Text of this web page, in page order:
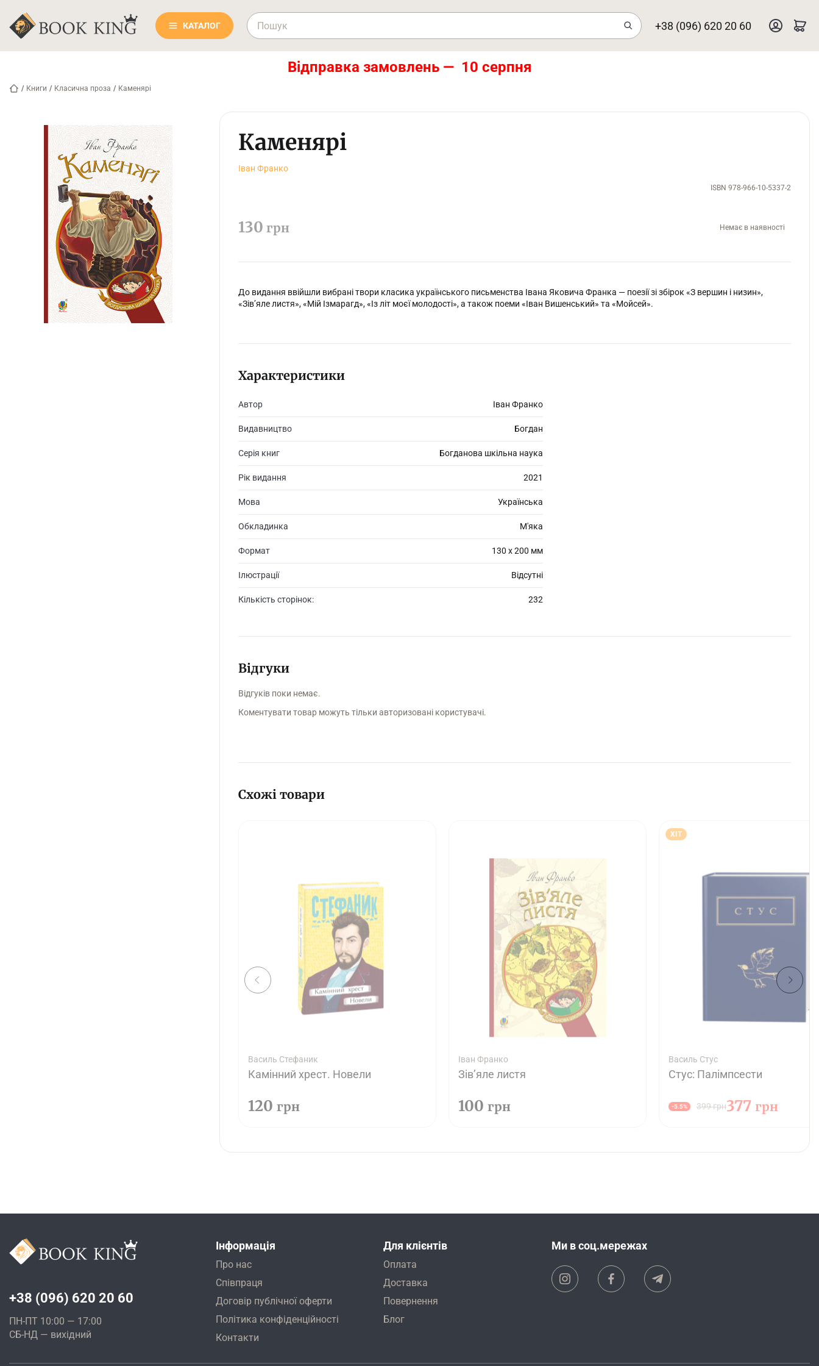
КАТАЛОГ +38 (096) 620 20 60
Відправка замовлень — 10 серпня
/ Книги / Класична проза / Каменярі
Каменярі
Іван Франко
ISBN 978-966-10-5337-2
130 грн Немає в наявності
До видання ввійшли вибрані твори класика українського письменства Івана Яковича Франка — поезії зі збірок «З вершин і низин»,
«Зів’яле листя», «Мій Ізмарагд», «Із літ моєї молодості», а також поеми «Іван Вишенський» та «Мойсей».
Характеристики
Автор Іван Франко
Видавництво Богдан
Серія книг Богданова шкільна наука
Рік видання 2021
Мова Українська
Обкладинка М'яка
Формат 130 х 200 мм
Ілюстрації Відсутні
Кількість сторінок: 232
Відгуки
Відгуків поки немає.
Коментувати товар можуть тільки авторизовані користувачі.
Схожі товари
Василь Стефаник
Камінний хрест. Новели
120 грн
Іван Франко
Зів’яле листя
100 грн
ХІТ
Василь Стус
Стус: Палімпсести
399 грн
-5.5% 377 грн
+38 (096) 620 20 60
ПН-ПТ 10:00 — 17:00
СБ-НД — вихідний
Інформація
Про нас
Співпраця
Договір публічної оферти
Політика конфіденційності
Контакти
Для клієнтів
Оплата
Доставка
Повернення
Блог
Ми в соц.мережах